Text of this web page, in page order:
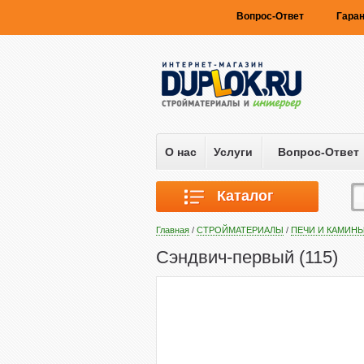
Вопрос-Ответ
О нас Услуги Вопрос-Ответ
Главная / СТРОЙМАТЕРИАЛЫ / ПЕЧИ И
Сэндвич-первый (115)
Каталог